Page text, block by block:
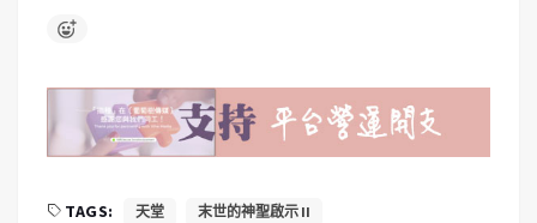
TAGS: 天堂 末世的神聖啟示 II